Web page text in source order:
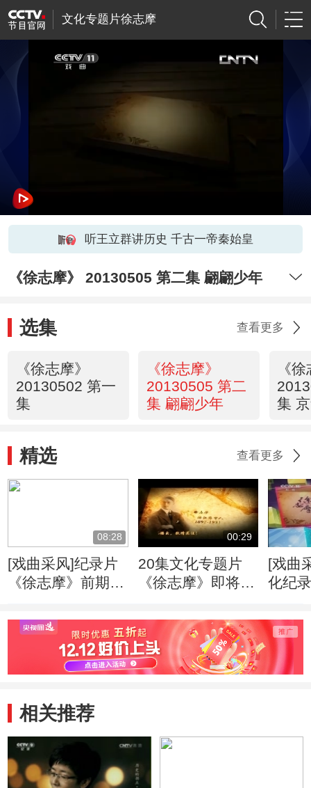
文化专题片徐志摩
听王立群讲历史 千古一帝秦始皇
《徐志摩》 20130505 第二集 翩翩少年
选集 查看更多
《徐志摩》
20130502 第一
集
《徐志摩》
20130505 第二
集 翩翩少年
《
集
精选 查看更多
08:28
[戏曲采风]纪录片
《徐志摩》前期拍
00:29
20集文化专题片
《徐志摩》即将播
节目
[戏曲
化纪
相关推荐